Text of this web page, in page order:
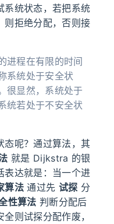
系统状态，若把系统
则拒绝分配，否则接
进程在有限的时间
系统处于安全状
很显然，系统处于
统若处于不安全状
态呢？通过算法，其
就是 Dijkstra 的银
表达就是：当一个进
算法 通过先 试探 分
性算法 判断分配后
则试探分配作废，